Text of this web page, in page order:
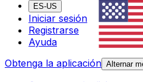
ES-US
Iniciar sesión
Registrarse
Ayuda
Obtenga la aplicación Alternar